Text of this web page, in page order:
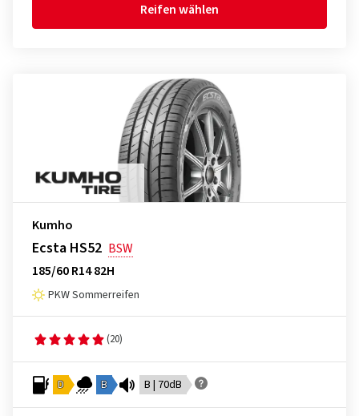
Reifen wählen
Kumho
Ecsta HS52 BSW
185/60 R14 82H
PKW Sommerreifen
(20)
D B B | 70dB